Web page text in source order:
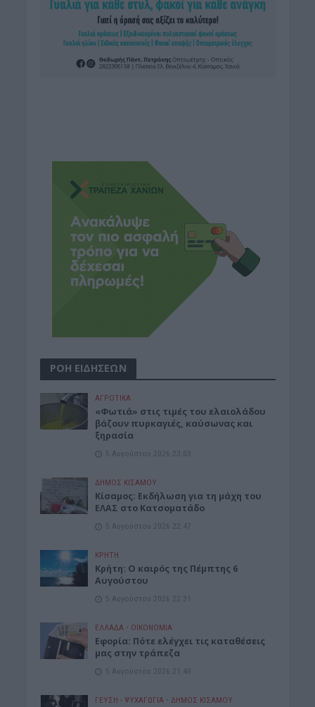
ΡΟΗ ΕΙΔΗΣΕΩΝ
ΑΓΡΟΤΙΚΑ
«Φωτιά» στις τιμές του ελαιολάδου
βάζουν πυρκαγιές, καύσωνας και
ξηρασία
5 Αυγούστου 2026 23:03
ΔΉΜΟΣ ΚΙΣΆΜΟΥ
Κίσαμος: Εκδήλωση για τη μάχη του
ΕΛΑΣ στο Κατσοματάδο
5 Αυγούστου 2026 22:47
ΚΡΗΤΗ
Κρήτη: Ο καιρός της Πέμπτης 6
Αυγούστου
5 Αυγούστου 2026 22:31
ΕΛΛΑΔΑ • ΟΙΚΟΝΟΜΙΑ
Εφορία: Πότε ελέγχει τις καταθέσεις
μας στην τράπεζα
5 Αυγούστου 2026 21:40
ΓΕΎΣΗ - ΨΥΧΑΓΩΓΊΑ • ΔΉΜΟΣ ΚΙΣΆΜΟΥ